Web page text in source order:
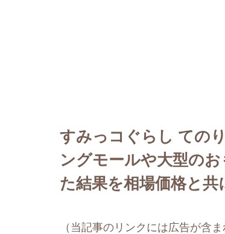
すみっコぐらし ての
ングモールや大型の
た結果を相場価格と共
（当記事のリンクには広告が含ま